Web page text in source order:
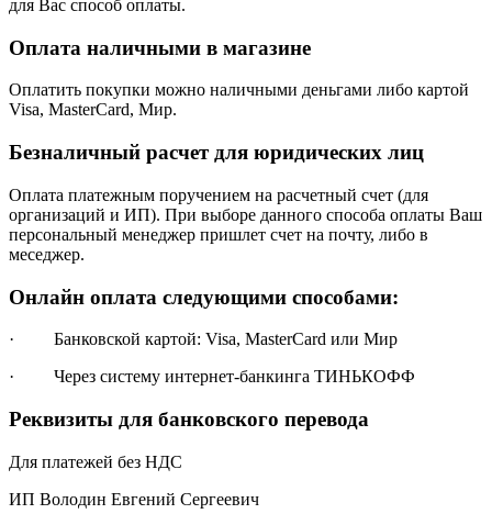
для Вас способ оплаты.
Оплата наличными в магазине
Оплатить покупки можно наличными деньгами либо картой
Visa, MasterCard, Мир.
Безналичный расчет для юридических лиц
Оплата платежным поручением на расчетный счет (для
организаций и ИП). При выборе данного способа оплаты Ваш
персональный менеджер пришлет счет на почту, либо в
меседжер.
Онлайн оплата следующими способами:
· Банковской картой: Visa, MasterCard или Мир
· Через систему интернет-банкинга ТИНЬКОФФ
Реквизиты для банковского перевода
Для платежей без НДС
ИП Володин Евгений Сергеевич